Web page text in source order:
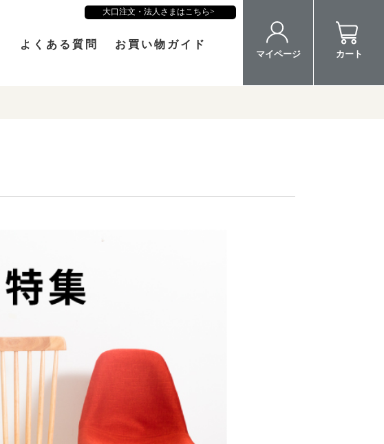
よくある質問 お買い物ガイド
大口注文・法人さまはこちら
マイページ カート